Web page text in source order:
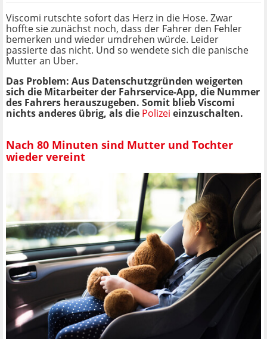
Viscomi rutschte sofort das Herz in die Hose. Zwar
hoffte sie zunächst noch, dass der Fahrer den Fehler
bemerken und wieder umdrehen würde. Leider
passierte das nicht. Und so wendete sich die panische
Mutter an Uber.
Das Problem: Aus Datenschutzgründen weigerten
sich die Mitarbeiter der Fahrservice-App, die Nummer
des Fahrers herauszugeben. Somit blieb Viscomi
nichts anderes übrig, als die Polizei einzuschalten.
Nach 80 Minuten sind Mutter und Tochter
wieder vereint